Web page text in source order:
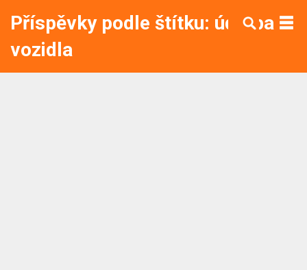
Příspěvky podle štítku: údržba
vozidla